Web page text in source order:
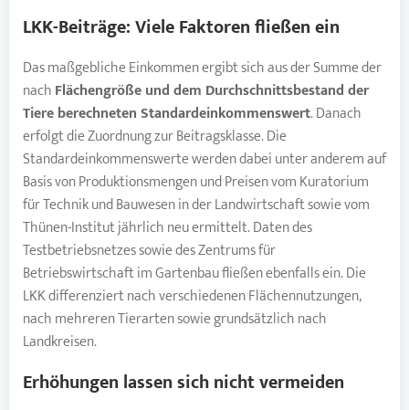
LKK-Beiträge: Viele Faktoren fließen ein
Das maßgebliche Einkommen ergibt sich aus der Summe der
nachFlächengrößeund dem Durchschnittsbestand der
Tiere berechneten Standardeinkommenswert. Danach
erfolgt die Zuordnung zur Beitragsklasse. Die
Standardeinkommenswerte werden dabei unter anderem auf
Basis von Produktionsmengen und Preisen vom Kuratorium
für Technik und Bauwesen in der Landwirtschaft sowie vom
Thünen-Institut jährlich neu ermittelt. Daten des
Testbetriebsnetzes sowie des Zentrums für
Betriebswirtschaft im Gartenbau fließen ebenfalls ein. Die
LKK differenziert nach verschiedenen Flächennutzungen,
nach mehreren Tierarten sowie grundsätzlich nach
Landkreisen.
Erhöhungen lassen sich nicht vermeiden